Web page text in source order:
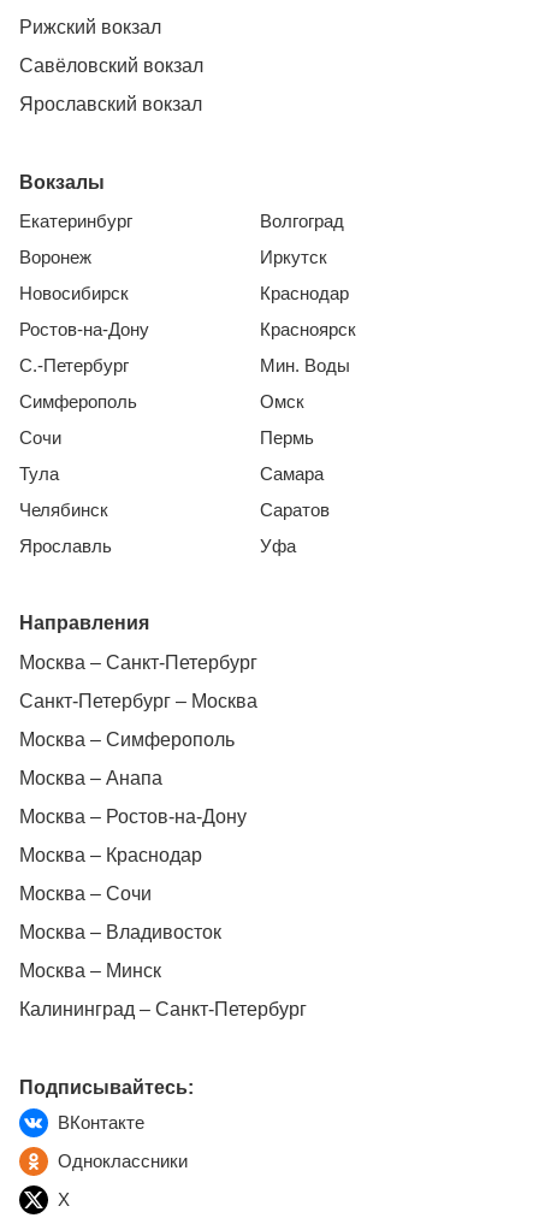
Рижский вокзал
Савёловский вокзал
Ярославский вокзал
Вокзалы
Екатеринбург
Воронеж
Новосибирск
Ростов-на-Дону
С.-Петербург
Симферополь
Сочи
Тула
Челябинск
Ярославль
Волгоград
Иркутск
Краснодар
Красноярск
Мин. Воды
Омск
Пермь
Самара
Саратов
Уфа
Направления
Москва – Санкт-Петербург
Санкт-Петербург – Москва
Москва – Симферополь
Москва – Анапа
Москва – Ростов-на-Дону
Москва – Краснодар
Москва – Сочи
Москва – Владивосток
Москва – Минск
Калининград – Санкт-Петербург
Подписывайтесь:
ВКонтакте
Одноклассники
X